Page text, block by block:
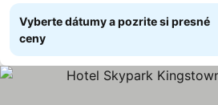
Vyberte dátumy a pozrite si presné
ceny